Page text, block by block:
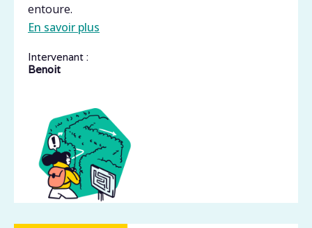
entoure.
En savoir plus
Intervenant :
Benoit